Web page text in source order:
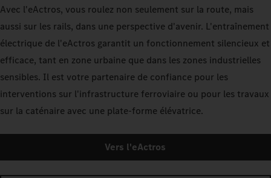
Avec l'eActros, vous roulez non seulement sur la route, mais
aussi sur les rails, dans une perspective d'avenir. L'entraînement
électrique de l'eActros garantit un fonctionnement silencieux et
efficace, tant en zone urbaine que dans les zones industrielles
sensibles. Il est votre partenaire de confiance pour les
interventions sur l'infrastructure ferroviaire ou pour les travaux
sur la caténaire avec une plate-forme élévatrice.
Vers l'eActros